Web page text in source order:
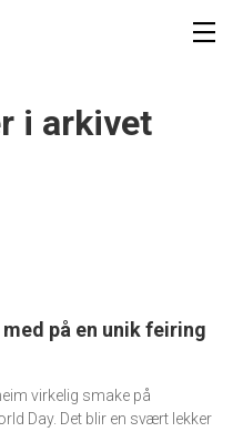
i arkivet
på en unik feiring
virkelig smake på
Day. Det blir en svært lekker